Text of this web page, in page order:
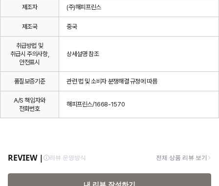
제조자 (주)해피프린스
제조국 중국
취급방법 및
취급시 주의사항,
안전표시
상세설명 참조
품질보증기준 관련 법 및 소비자 분쟁해결 규정에 따름
A/S 책임자와
전화번호
해피프린스/1668-1570